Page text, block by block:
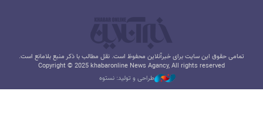
تمامی حقوق این سایت برای خبرآنلاین محفوظ است. نقل مطالب با ذکر منبع بلامانع است.
Copyright © 2025 khabaronline News Agancy, All rights reserved
طراحی و تولید: نستوه